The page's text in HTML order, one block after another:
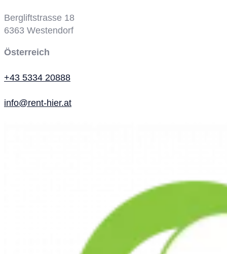
Bergliftstrasse 18
6363 Westendorf
Österreich
+43 5334 20888
info@rent-hier.at